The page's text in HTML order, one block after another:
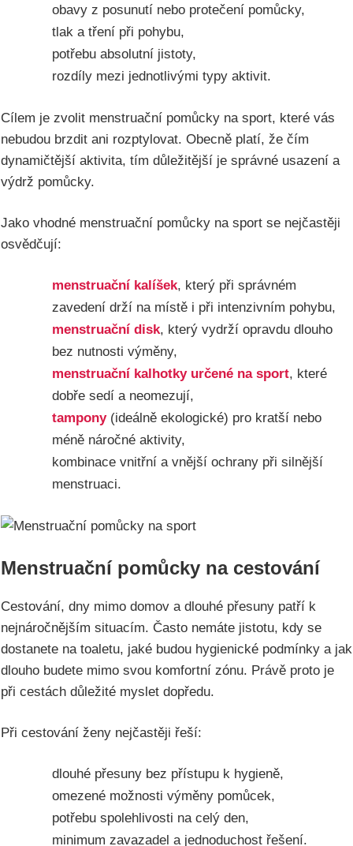
obavy z posunutí nebo protečení pomůcky,
tlak a tření při pohybu,
potřebu absolutní jistoty,
rozdíly mezi jednotlivými typy aktivit.
Cílem je zvolit menstruační pomůcky na sport, které vás
nebudou brzdit ani rozptylovat. Obecně platí, že čím
dynamičtější aktivita, tím důležitější je správné usazení a
výdrž pomůcky.
Jako vhodné menstruační pomůcky na sport se nejčastěji
osvědčují:
menstruační kalíšek, který při správném
zavedení drží na místě i při intenzivním pohybu,
menstruační disk, který vydrží opravdu dlouho
bez nutnosti výměny,
menstruační kalhotky určené na sport, které
dobře sedí a neomezují,
tampony(ideálně ekologické) pro kratší nebo
méně náročné aktivity,
kombinace vnitřní a vnější ochrany při silnější
menstruaci.
Menstruační pomůcky na cestování
Cestování, dny mimo domov a dlouhé přesuny patří k
nejnáročnějším situacím. Často nemáte jistotu, kdy se
dostanete na toaletu, jaké budou hygienické podmínky a jak
dlouho budete mimo svou komfortní zónu. Právě proto je
při cestách důležité myslet dopředu.
Při cestování ženy nejčastěji řeší:
dlouhé přesuny bez přístupu k hygieně,
omezené možnosti výměny pomůcek,
potřebu spolehlivosti na celý den,
minimum zavazadel a jednoduchost řešení.